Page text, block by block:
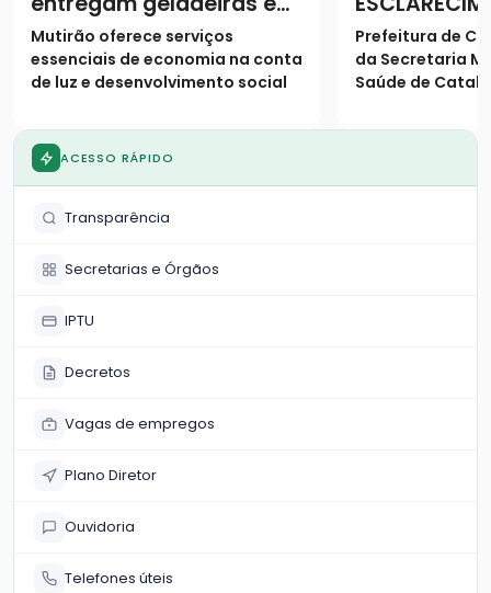
prestam serviços à
população
Mutirão oferece serviços
essenciais de economia na conta
de luz e desenvolvimento social
Prefeitura de
da Secretaria
Saúde de
população
ACESSO RÁPIDO
Transparência
Secretarias e Órgãos
IPTU
Decretos
Vagas de empregos
Plano Diretor
Ouvidoria
Telefones úteis